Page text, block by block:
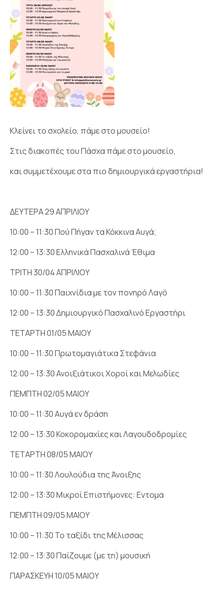
Κλείνει το σχολείο, πάμε στο μουσείο!
Στις διακοπές του Πάσχα πάμε στο μουσείο,
και συμμετέχουμε στα πιο δημιουργικά εργαστήρια!
ΔΕΥΤΕΡΑ 29 ΑΠΡΙΛΙΟΥ
10:00 – 11:30 Πού Πήγαν τα Κόκκινα Αυγά;
12:00 – 13:30Ελληνικά Πασχαλινά Έθιμα
ΤΡΙΤΗ 30/04 ΑΠΡΙΛΙΟΥ
10:00 – 11:30 Παιχνίδια με τον πονηρό Λαγό
12:00 – 13:30 Δημιουργικό Πασχαλινό Εργαστήρι
ΤΕΤΑΡΤΗ 01/05 ΜΑΙΟΥ
10:00 – 11:30 Πρωτομαγιάτικα Στεφάνια
12:00 – 13:30 Ανοιξιάτικοι Χοροί και Μελωδίες
ΠΕΜΠΤΗ 02/05 ΜΑΙΟΥ
10:00 – 11:30 Αυγά εν δράση
12:00 – 13:30 Κοκορομαχίες και Λαγουδοδρομίες
ΤΕΤΑΡΤΗ 08/05 ΜΑΙΟΥ
10:00 – 11:30 Λουλούδια της Άνοιξης
12:00 – 13:30 Μικροί Επιστήμονες: Εντομα
ΠΕΜΠΤΗ 09/05 ΜΑΙΟΥ
10:00 – 11:30 Το ταξίδι της Μέλισσας
12:00 – 13:30 Παίζουμε (με τη) μουσική
ΠΑΡΑΣΚΕΥΗ 10/05 ΜΑΙΟΥ